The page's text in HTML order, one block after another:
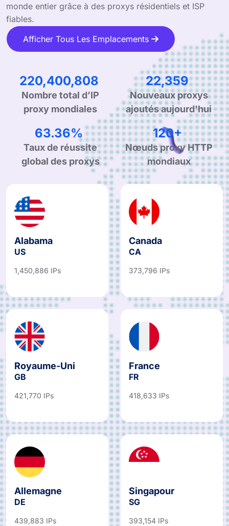
monde entier grâce à des proxys résidentiels et ISP
fiables.
Afficher Tous Les Emplacements
344,992,321
Nombre total d’IP
proxy mondiales
34,999
Nouveaux proxys
ajoutés aujourd'hui
99.90%
Taux de réussite
global des proxys
190+
Nœuds proxy HTTP
mondiaux
Alabama
US
1,450,886 IPs
Canada
CA
373,796 IPs
Royaume-Uni
GB
421,770 IPs
France
FR
418,633 IPs
Allemagne
DE
439,883 IPs
Singapour
SG
393,154 IPs